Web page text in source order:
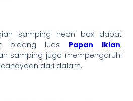
samping neon box dapat
bidang luas Papan Iklan.
samping juga mempengaruhi
dari dalam.